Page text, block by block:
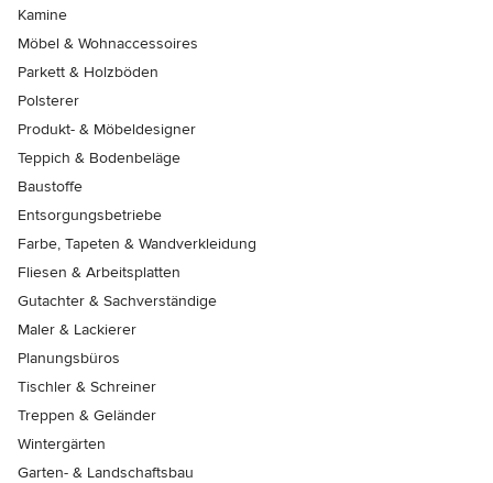
Kamine
Möbel & Wohnaccessoires
Parkett & Holzböden
Polsterer
Produkt- & Möbeldesigner
Teppich & Bodenbeläge
Baustoffe
Entsorgungsbetriebe
Farbe, Tapeten & Wandverkleidung
Fliesen & Arbeitsplatten
Gutachter & Sachverständige
Maler & Lackierer
Planungsbüros
Tischler & Schreiner
Treppen & Geländer
Wintergärten
Garten- & Landschaftsbau